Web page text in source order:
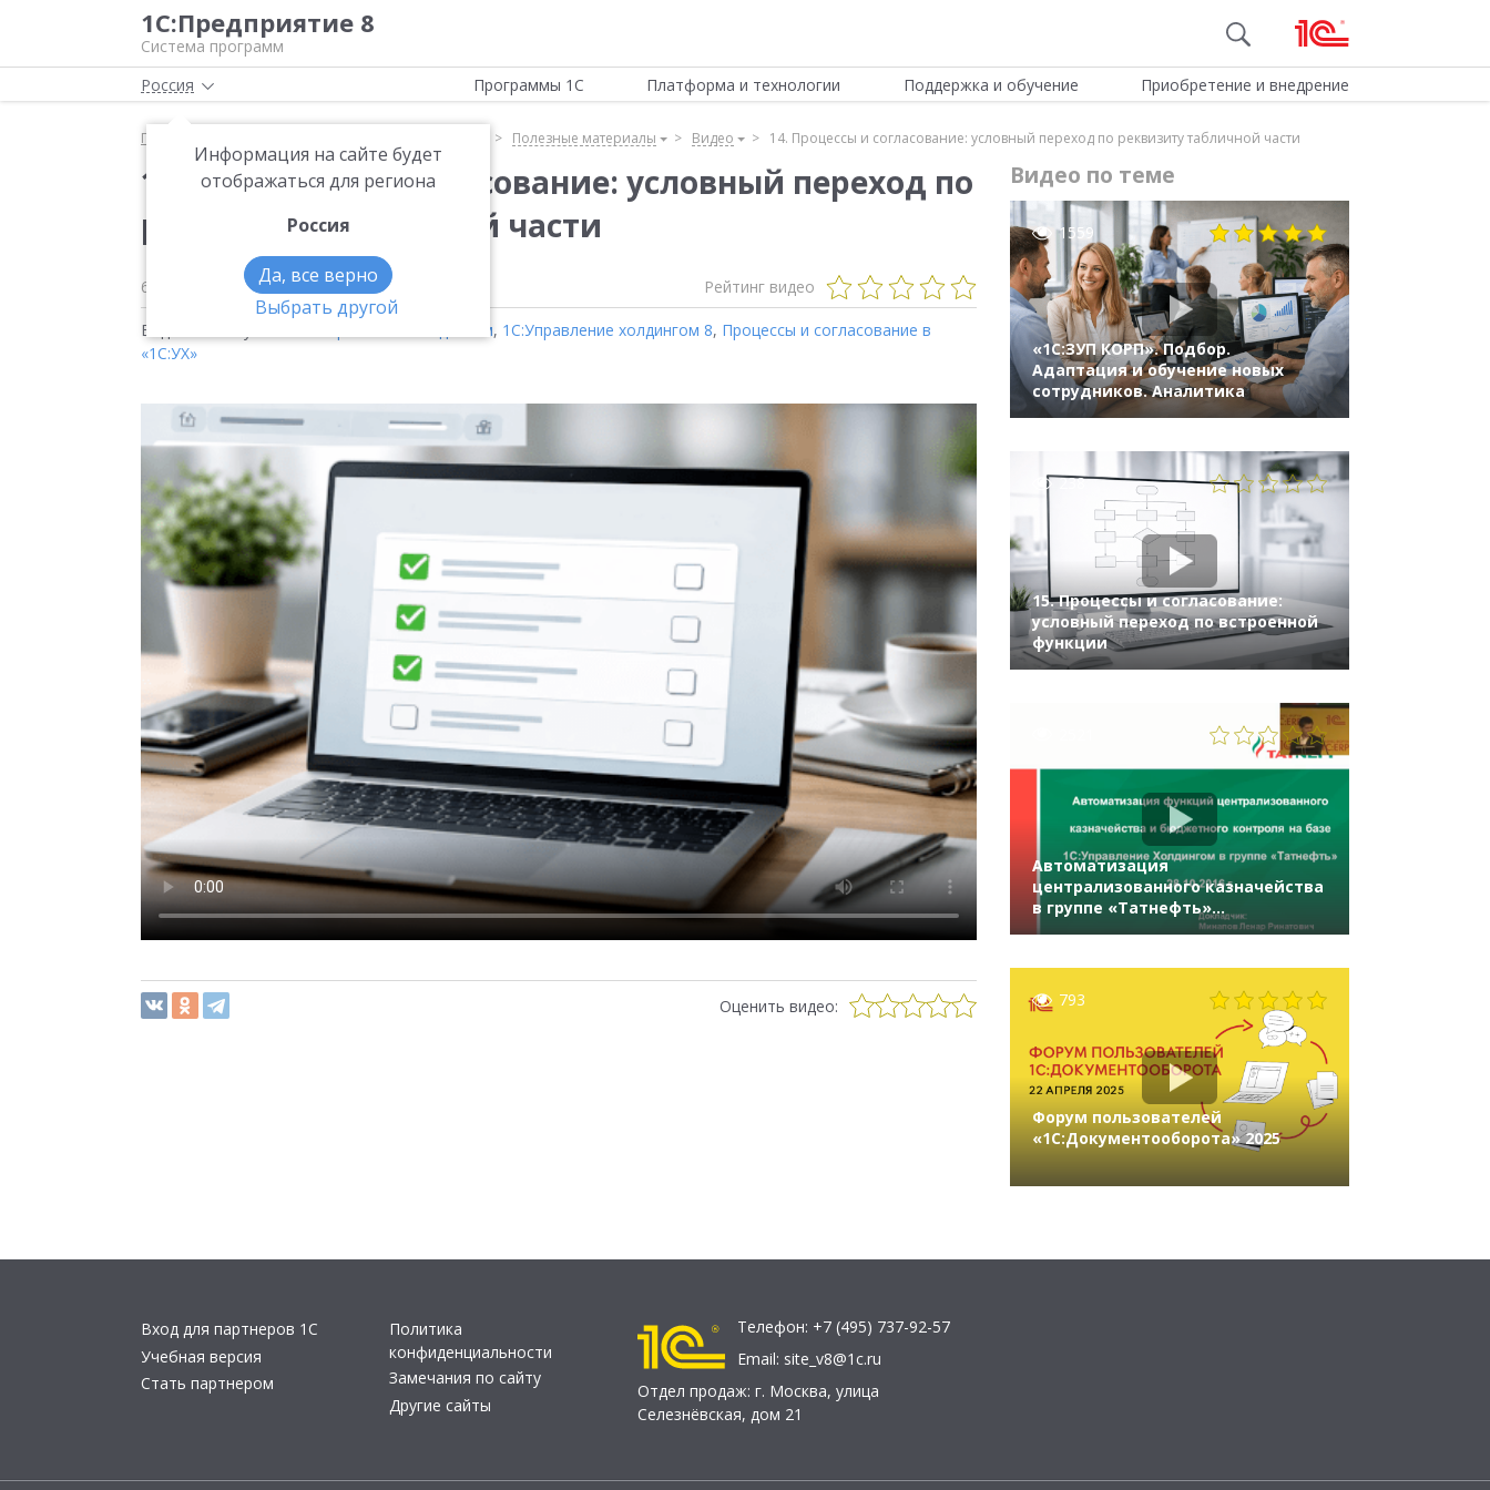
1С:Предприятие 8
Система программ
Россия
Информация на сайте будет
отображаться для региона
Россия
Да, все верно
Выбрать другой
Программы 1С Платформа и технологии Поддержка и обучение Приобретение и внедрение
Главная Полезные материалы Видео 14. Процессы и согласование: условный переход по реквизиту табличной части
14. Процессы и согласование: условный переход по
реквизиту табличной части
6 июня 2025 206 Рейтинг видео
Видео на тему: 1С:ERP. Управление холдингом, 1С:Управление холдингом 8, Процессы и согласование в
«1С:УХ»
Оценить видео:
Видео по теме
1559
«1С:ЗУП КОРП». Подбор.
Адаптация и обучение новых
сотрудников. Аналитика
238
15. Процессы и согласование:
условный переход по встроенной
функции
Автоматизация
централизованного казначейства
в группе «Татнефть»
на «1С:Управление холдингом 8»
793
Форум пользователей
«1С:Документооборота» 2025
Вход для партнеров 1С
Учебная версия
Стать партнером
Политика
конфиденциальности
Замечания по сайту
Другие сайты
Телефон: +7 (495) 737-92-57
Email: site_v8@1c.ru
Отдел продаж: г. Москва, улица
Селезнёвская, дом 21